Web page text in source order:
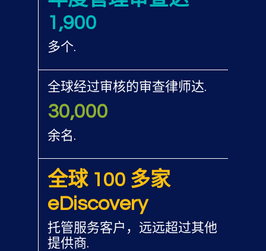
1,900
多个.
全球经过审核的审查律师达.
30,000
余名.
全球 100 多家
eDiscovery
托管服务客户，远远超过其他
提供商.